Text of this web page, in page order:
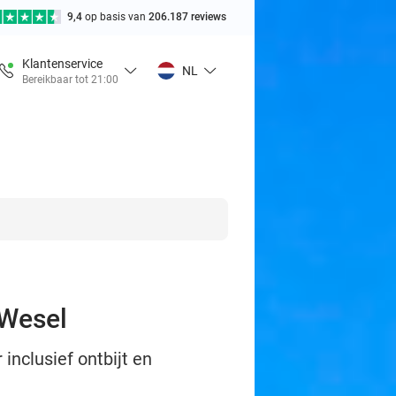
9,4 op basis van 206.187 reviews
Klantenservice
Bereikbaar tot 21:00
NL
inclusief ontbijt en